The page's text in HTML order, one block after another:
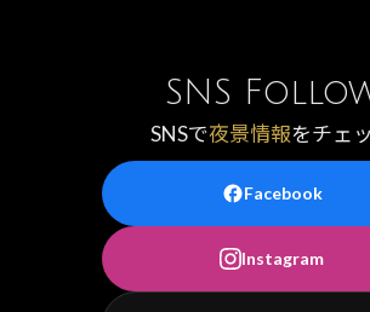
SNS
SNSで夜景情報をチェ
Facebook
Instagram